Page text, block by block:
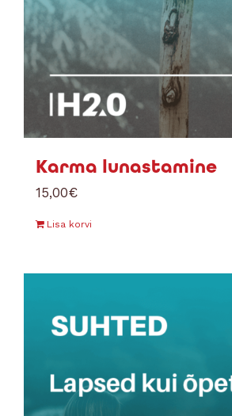
Karma lunastamine
15,00€
Lisa korvi